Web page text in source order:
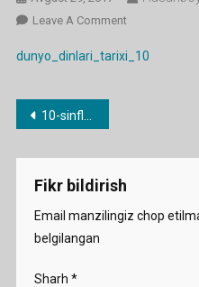
Leave A CommentOn
dunyo_dinlari_tarixi_10
Post
menyusi
10-sinflar uchun yillik ish rejalar
Fikr bildirish
Email manzilingiz chop
belgilangan
Sharh *